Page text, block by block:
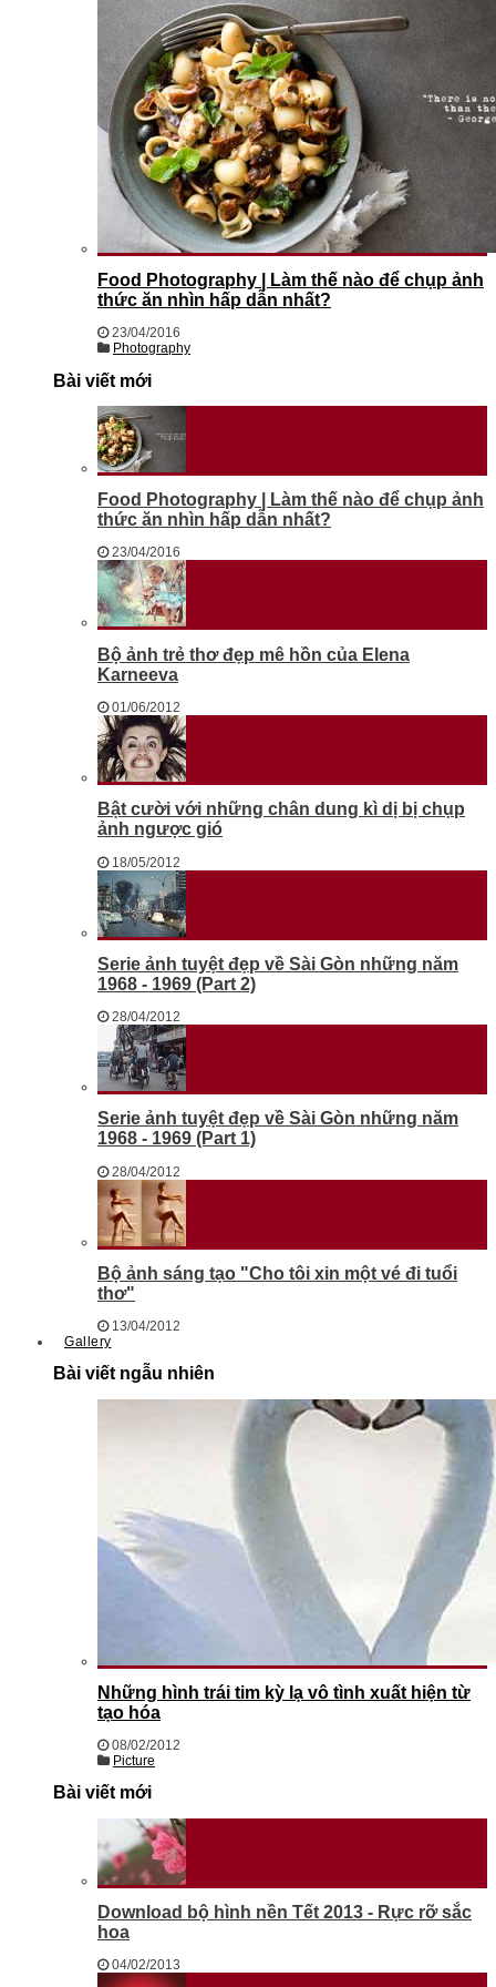
Food Photography | Làm thế nào để chụp ảnh
thức ăn nhìn hấp dẫn nhất?
23/04/2016
Photography
Bài viết mới
Food Photography | Làm thế nào để chụp ảnh
thức ăn nhìn hấp dẫn nhất?
23/04/2016
Bộ ảnh trẻ thơ đẹp mê hồn của Elena
Karneeva
01/06/2012
Bật cười với những chân dung kì dị bị chụp
ảnh ngược gió
18/05/2012
Serie ảnh tuyệt đẹp về Sài Gòn những năm
1968 - 1969 (Part 2)
28/04/2012
Serie ảnh tuyệt đẹp về Sài Gòn những năm
1968 - 1969 (Part 1)
28/04/2012
Bộ ảnh sáng tạo "Cho tôi xin một vé đi tuổi
thơ"
13/04/2012
Gallery
Bài viết ngẫu nhiên
Những hình trái tim kỳ lạ vô tình xuất hiện từ
tạo hóa
08/02/2012
Picture
Bài viết mới
Download bộ hình nền Tết 2013 - Rực rỡ sắc
hoa
04/02/2013